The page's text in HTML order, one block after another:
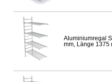
Aluminiumregal
mm, Länge 1375